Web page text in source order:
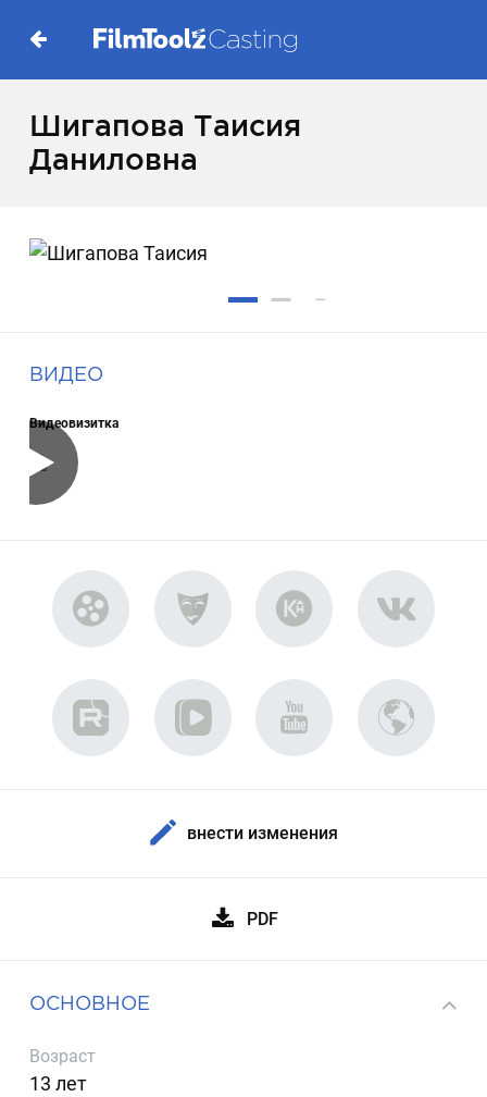
Шигапова Таисия
Даниловна
ВИДЕО
Видеовизитка
внести изменения
PDF
ОСНОВНОЕ
Возраст
13 лет